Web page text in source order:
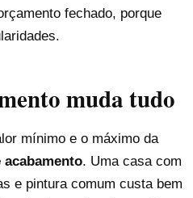
fechado, porque
muda tudo
mínimo e o máximo da
acabamento. Uma casa com
e pintura comum custa bem